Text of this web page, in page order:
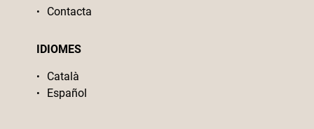
Contacta
IDIOMES
Català
Español